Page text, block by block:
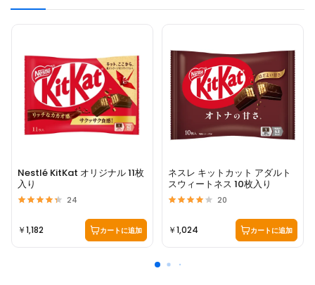
Nestlé KitKat オリジナル 11枚
入り
24
￥1,182 カートに追加
ネスレ キットカット アダルト
スウィートネス 10枚入り
20
￥1,024 カートに追加